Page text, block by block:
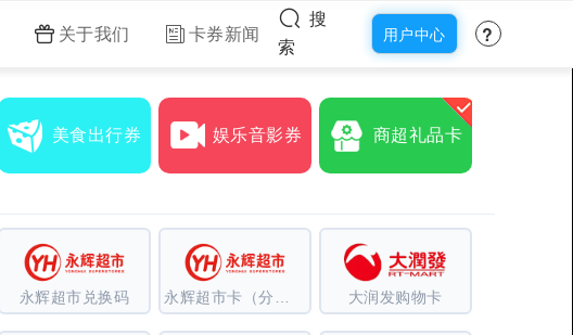
关于我们 卡券新闻
搜
索
用户中心 ?
美食出行券 娱乐音影券 商超礼品卡
永辉超市兑换码 大润发购物卡